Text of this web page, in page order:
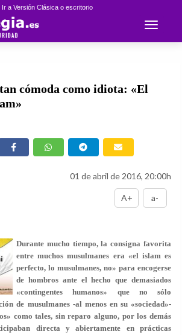
Ir a Versión Clásica o escritorio
Toggle
cómoda como idiota: «El
01 de abril de 2016, 20:00h
A+ a-
Durante mucho tiempo, la consigna favorita
entre muchos musulmanes era «el islam es
perfecto, lo musulmanes, no» para encogerse
de hombros ante el hecho que demasiados
«contingentes humanos» que no sólo
de musulmanes -al menos en su «sociedad»-
como tales, sin reparo alguno, por los demás
directa y abiertamente en prácticas